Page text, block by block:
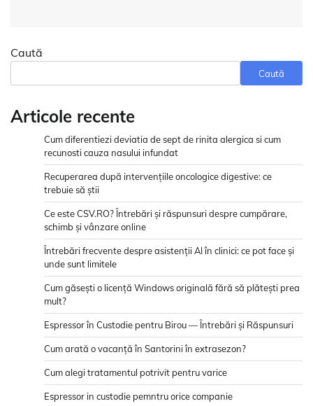
Caută
Caută
Articole recente
Cum diferentiezi deviatia de sept de rinita alergica si cum
recunosti cauza nasului infundat
Recuperarea după intervențiile oncologice digestive: ce
trebuie să știi
Ce este CSV.RO? Întrebări și răspunsuri despre cumpărare,
schimb și vânzare online
Întrebări frecvente despre asistenții AI în clinici: ce pot face și
unde sunt limitele
Cum găsești o licență Windows originală fără să plătești prea
mult?
Espressor în Custodie pentru Birou — Întrebări și Răspunsuri
Cum arată o vacanță în Santorini în extrasezon?
Cum alegi tratamentul potrivit pentru varice
Espressor in custodie pemntru orice companie